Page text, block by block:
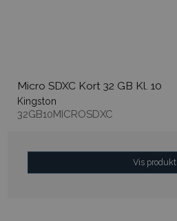
Micro SDXC Kort 32 GB Kl. 10
Kingston
32GB10MICROSDXC
Vis produkt